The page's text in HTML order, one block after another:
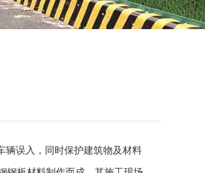
辆误入，同时保护建筑物及材料